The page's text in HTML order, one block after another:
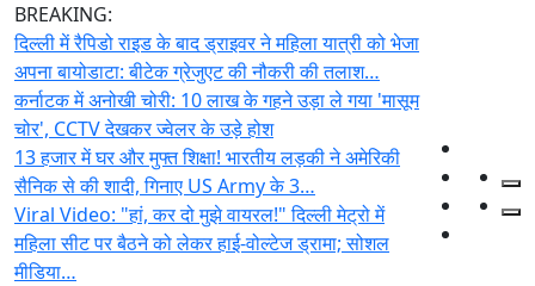
BREAKING:
दिल्ली में रैपिडो राइड के बाद ड्राइवर ने महिला यात्री को भेजा
अपना बायोडाटा: बीटेक ग्रेजुएट की नौकरी की तलाश…
कर्नाटक में अनोखी चोरी: 10 लाख के गहने उड़ा ले गया 'मासूम
चोर', CCTV देखकर ज्वेलर के उड़े होश
13 हजार में घर और मुफ्त शिक्षा! भारतीय लड़की ने अमेरिकी
सैनिक से की शादी, गिनाए US Army के 3…
Viral Video: "हां, कर दो मुझे वायरल!" दिल्ली मेट्रो में
महिला सीट पर बैठने को लेकर हाई-वोल्टेज ड्रामा; सोशल
मीडिया…